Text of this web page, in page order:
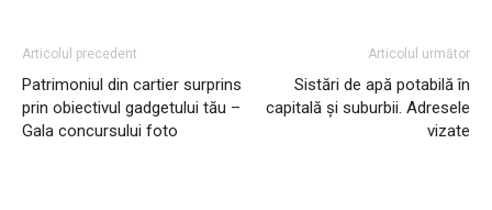
Articolul precedent
Patrimoniul din cartier surprins
prin obiectivul gadgetului tău –
Gala concursului foto
Articolul următor
Sistări de apă potabilă în
capitală și suburbii. Adresele
vizate